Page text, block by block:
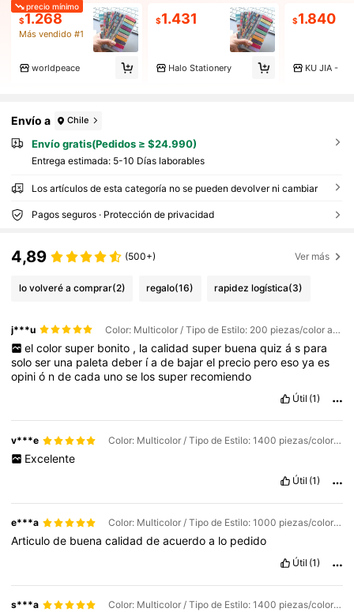
precio mínimo
$1.268
Más vendido #1
worldpeace
$1.431
Halo Stationery
$1.840
KU JIA -
Envío a Chile
Envío gratis(Pedidos ≥ $24.990)
Entrega estimada: 5-10 Días laborables
Los artículos de esta categoría no se pueden devolver ni cambiar
Pagos seguros · Protección de privacidad
4,89 (500+) Ver más
lo volveré a comprar(2) regalo(16) rapidez logística(3)
j***u Color: Multicolor / Tipo de Estilo: 200 piezas/color aleatorio
el color super bonito , la calidad super buena quiz á s para
soloser una paletadeber íade bajarel precio peroesoyaes
opinió ndecada unose lossuper recomiendo
Útil (1)
v***e Color: Multicolor / Tipo de Estilo: 1400 piezas/color aleatorio
Excelente
Útil (1)
e***a Color: Multicolor / Tipo de Estilo: 1000 piezas/color aleatorio
Articulode buenacalidaddeacuerdoa lo pedido
Útil (1)
s***a Color: Multicolor / Tipo de Estilo: 1400 piezas/color aleatorio